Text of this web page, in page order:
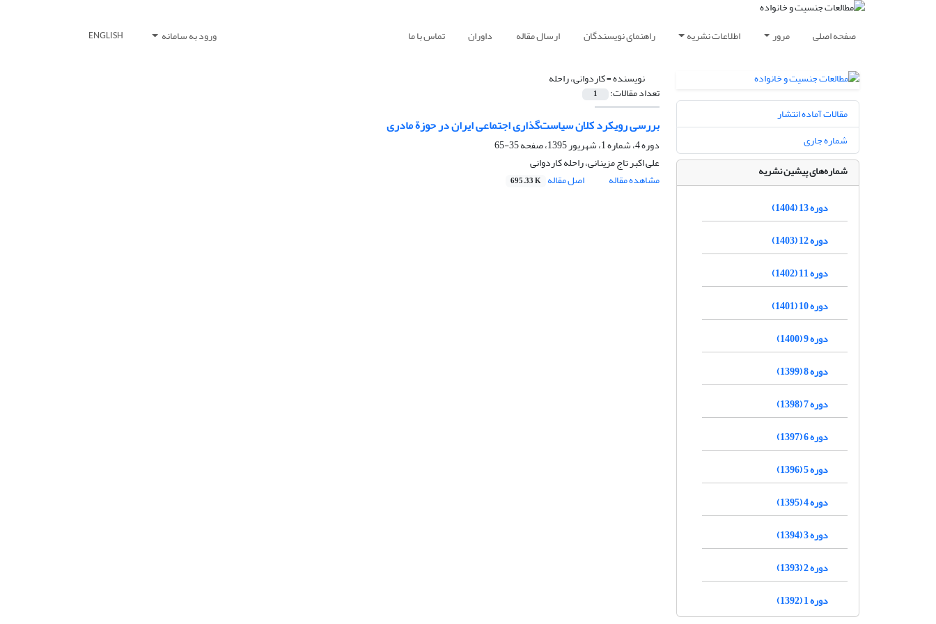
صفحه اصلی مرور اطلاعات نشریه راهنمای نویسندگان ارسال مقاله داوران تماس با ما ورود به سامانه ENGLISH
نویسنده =کاردوانی، راحله
تعداد مقالات: 1
بررسی رویکرد کلان سیاست‌گذاری اجتماعی ایران در حوزة مادری
دوره 4، شماره 1، شهریور 1395، صفحه
35-65
علی اکبر تاج مزینانی، راحله کاردوانی
مشاهده مقاله
اصل مقاله 695.33 K
مقالات آماده انتشار
شماره جاری
شماره‌های پیشین نشریه
دوره 13 (1404)
دوره 12 (1403)
دوره 11 (1402)
دوره 10 (1401)
دوره 9 (1400)
دوره 8 (1399)
دوره 7 (1398)
دوره 6 (1397)
دوره 5 (1396)
دوره 4 (1395)
دوره 3 (1394)
دوره 2 (1393)
دوره 1 (1392)